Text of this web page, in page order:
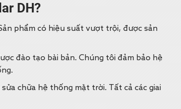
DH?
phẩm có hiệu suất vượt trội, được sản
đào tạo bài bản. Chúng tôi đảm bảo hệ
chữa hệ thống mặt trời. Tất cả các giai